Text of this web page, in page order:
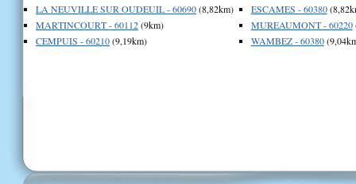
LA NEUVILLE SUR OUDEUIL - 60690(8,82km)
MARTINCOURT - 60112(9km)
CEMPUIS - 60210(9,19km)
ESCAMES - 60380
MUREAUMONT - 60220
WAMBEZ - 60380